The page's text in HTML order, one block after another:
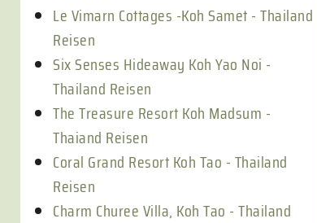
Le Vimarn Cottages -Koh Samet - Thailand
Reisen
Six Senses Hideaway Koh Yao Noi -
Thailand Reisen
The Treasure Resort Koh Madsum -
Thaiand Reisen
Coral Grand Resort Koh Tao - Thailand
Reisen
Charm Churee Villa, Koh Tao - Thailand